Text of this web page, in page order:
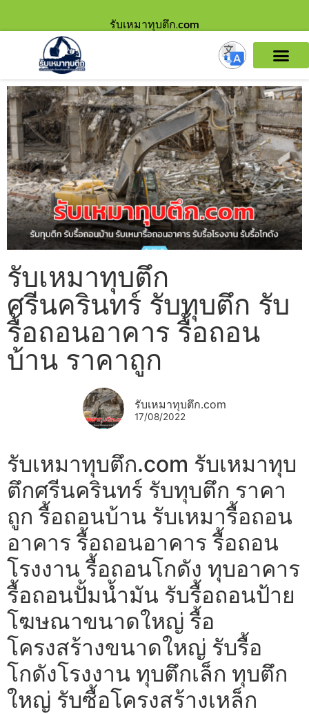
รับเหมาทุบตึก.com
รับเหมาทุบตึก
ศรีนครินทร์ รับทุบตึก รับ
รื้อถอนอาคาร รื้อถอน
บ้าน ราคาถูก
รับเหมาทุบตึก.com
17/08/2022
รับเหมาทุบตึก.com รับเหมาทุบ
ตึกศรีนครินทร์ รับทุบตึก ราคา
ถูก รื้อถอนบ้าน รับเหมารื้อถอน
อาคาร รื้อถอนอาคาร รื้อถอน
โรงงาน รื้อถอนโกดัง ทุบอาคาร
รื้อถอนปั้มน้ำมัน รับรื้อถอนป้าย
โฆษณาขนาดใหญ่ รื้อ
โครงสร้างขนาดใหญ่ รับรื้อ
โกดังโรงงาน ทุบตึกเล็ก ทุบตึก
ใหญ่ รับซื้อโครงสร้างเหล็ก